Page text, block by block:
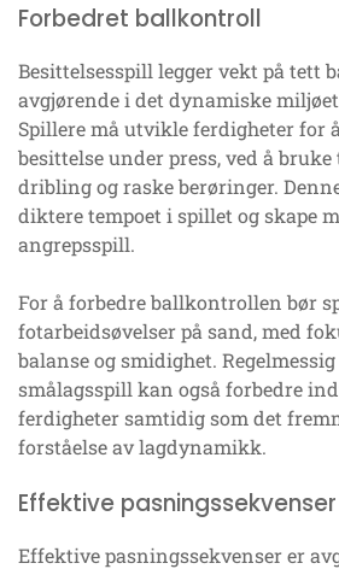
Forbedret ballkontroll
Besittelsesspill legger vekt på tett
avgjørende i det dynamiske
Spillere må utvikle ferdigheter for
besittelse under press, ved å
dribling og raske berøringer.
diktere tempoet i spillet og skape
angrepsspill.
For å forbedre ballkontrollen bør
fotarbeidsøvelser på sand, med
balanse og smidighet.
smålagsspill kan også forbedre
ferdigheter samtidig som det
forståelse av lagdynamikk.
Effektive pasningssekvenser
Effektive pasningssekvenser er